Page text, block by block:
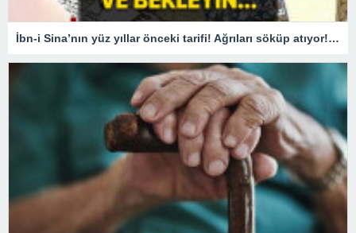
İbn-i Sina’nın yüz yıllar önceki tarifi! Ağrıları söküp atıyor! O yağı sürün ve bekleyin